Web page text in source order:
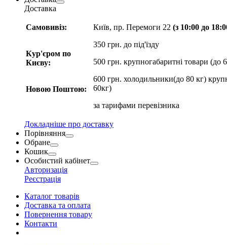
Доставка
Самовивіз:
Кур'єром по
Києву:
Новою Поштою:
Київ, пр. Перемоги 22 (з 10:00 до
350 грн. до під'їзду
500 грн. крупногабаритні товари (до
600 грн. холодильники(до 80 кг)
60кг)
за тарифами перевізника
Докладніше про доставку
Порівняння
Обране
Кошик
Особистий кабінет
Авторизація
Реєстрація
Каталог товарів
Доставка та оплата
Повернення товару
Контакти